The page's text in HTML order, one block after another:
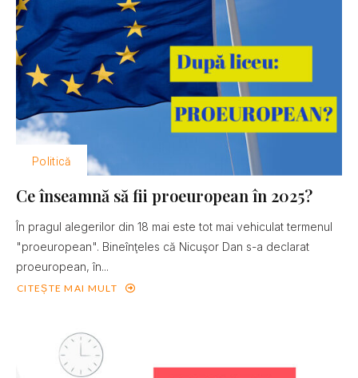
Politică
Ce înseamnă să fii proeuropean în 2025?
În pragul alegerilor din 18 mai este tot mai vehiculat termenul
"proeuropean". Bineînţeles că Nicuşor Dan s-a declarat
proeuropean, în...
CITEȘTE MAI MULT